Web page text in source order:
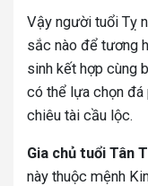
Vậy người tuổi Tỵ
sắc nào để tương
sinh kết hợp cùng
có thể lựa chọn
chiêu tài cầu lộc.
Gia chủ tuổi Tân
này thuộc mệnh